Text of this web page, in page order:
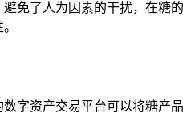
免了人为因素的干扰，在
字资产交易平台可以将糖